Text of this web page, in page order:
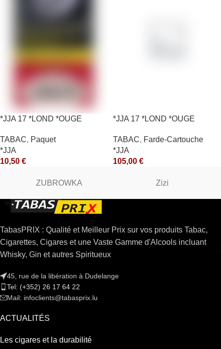
*JJA 17 *LOND *OUGE
TABAC, Paquet
*JJA
10,50 €
*JJA 17 *LOND *OUGE
TABAC, Farde-Cartouche
*JJA
105,00 €
ZUBROWKA Zizi
TabasPRIX : Qualité et Meilleur Prix sur vos produits Tabac,
Cigarettes, Cigares et une Vaste Gamme d'Alcools incluant
Whisky, Gin et autres Spiritueux
45, rue de la libération à Dudelange
Tel: (+352) 26 17 64 22
Mail: infoclients@tabasprix.lu
ACTUALITÉS
Les cigares et la durabilité